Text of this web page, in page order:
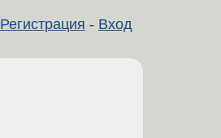
Регистрация - Вход